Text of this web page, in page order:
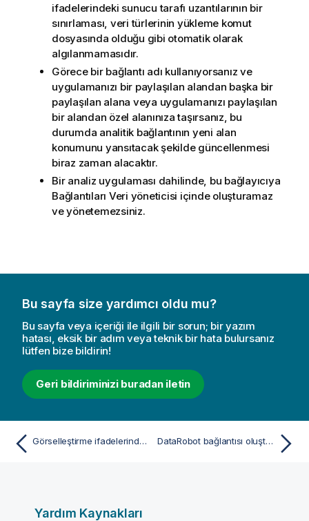
ifadelerindeki sunucu tarafı uzantılarının bir
sınırlaması, veri türlerinin yükleme komut
dosyasında olduğu gibi otomatik olarak
algılanmamasıdır.
Görece bir bağlantı adı kullanıyorsanız ve
uygulamanızı bir paylaşılan alandan başka bir
paylaşılan alana veya uygulamanızı paylaşılan
bir alandan özel alanınıza taşırsanız, bu
durumda analitik bağlantının yeni alan
konumunu yansıtacak şekilde güncellenmesi
biraz zaman alacaktır.
Bir analiz uygulaması dahilinde, bu bağlayıcıya
Bağlantıları Veri yöneticisi içinde oluşturamaz
ve yönetemezsiniz.
Bu sayfa size yardımcı oldu mu?
Bu sayfa veya içeriği ile ilgili bir sorun; bir yazım
hatası, eksik bir adım veya teknik bir hata bulursanız
lütfen bize bildirin!
Geri bildiriminizi buradan iletin
Görselleştirme ifadelerinde Databricks MLflow bağlantılarını kullanma DataRobot bağlantısı oluşturma
Yardım Kaynakları